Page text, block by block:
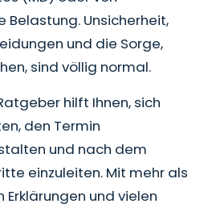
Unsicherheit,
und die Sorge,
sind völlig normal.
hilft Ihnen, sich
den Termin
und nach dem
einzuleiten. Mit mehr als
Erklärungen und vielen